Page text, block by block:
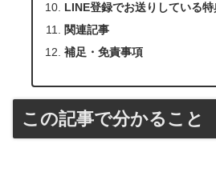
LINE登録でお送りしている
関連記事
補足・免責事項
この記事で分かること